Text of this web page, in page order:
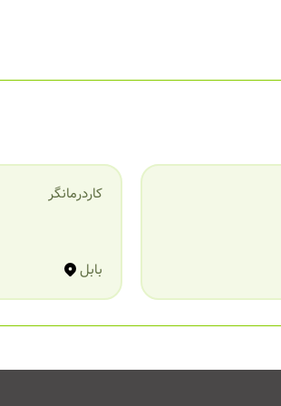
کاردرمانگر
بابل